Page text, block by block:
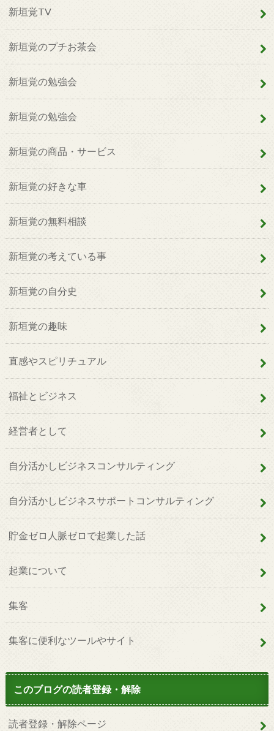
新垣覚TV
新垣覚のプチお茶会
新垣覚の勉強会
新垣覚の勉強会
新垣覚の商品・サービス
新垣覚の好きな車
新垣覚の無料相談
新垣覚の考えている事
新垣覚の自分史
新垣覚の趣味
直感やスピリチュアル
福祉とビジネス
経営者として
自分活かしビジネスコンサルティング
自分活かしビジネスサポートコンサルティング
貯金ゼロ人脈ゼロで起業した話
起業について
集客
集客に便利なツールやサイト
このブログの読者登録・解除
読者登録・解除ページ